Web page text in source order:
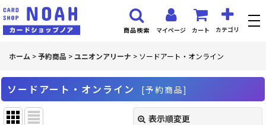
マイページ カート カテゴリ
商品検索
ホーム >予約商品 >ユニオンアリーナ > ソードアート・オンライン
ソードアート・オンライン [予約商品]
表示順変更